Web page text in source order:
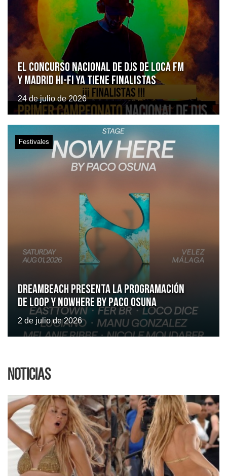
El Concurso Nacional de DJs de Loca FM
y Madrid Hi-Fi ya tiene finalistas
24 de julio de 2026
Dreambeach presenta la programación
de LOOP y Nowhere by Paco Osuna
2 de julio de 2026
Festivales
Noticias